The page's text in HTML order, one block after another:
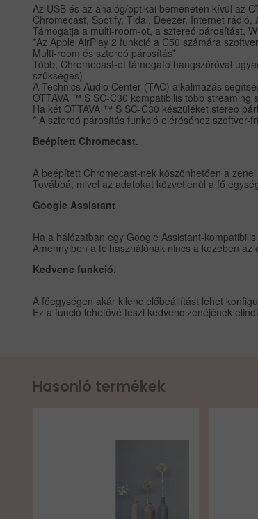
Az USB és az analóg/optikai bemeneten kívül az
Chromecast, Spotify, Tidal, Deezer, Internet
Támogatja a multi-room-ot, a sztereó párosítást,
*Az Apple AirPlay 2 funkció a C50 számára
Multi-room és sztereó párosítás*
Több, Chromecast-et támogató hangszóróval
szükséges)
A Technics Audio Center (TAC) alkalmazás
OTTAVA ™ S SC-C30 kompatibilis több streaming
Ha két OTTAVA ™ S SC-C30 készüléket stereo
* A sztereó párosítás funkció eléréséhez szoftver-
Beépített Chromecast.
A beépített Chromecast-nek köszönhetően a
Továbbá, mivel az adatokat közvetlenül a fő
Google Assistant
Ha a hálózatban egy Google Assistant-
Amennyiben a felhasználónak nincs a kezében
Kedvenc funkció.
A főegységen akár kilenc előbeállítást lehet
Ez a funció lehetővé teszi kedvenc zenéjének
Hasonló termékek